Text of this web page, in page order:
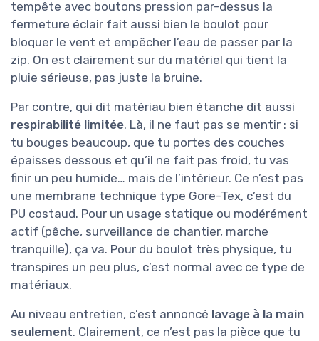
tempête avec boutons pression par-dessus la
fermeture éclair fait aussi bien le boulot pour
bloquer le vent et empêcher l’eau de passer par la
zip. On est clairement sur du matériel qui tient la
pluie sérieuse, pas juste la bruine.
Par contre, qui dit matériau bien étanche dit aussi
respirabilité limitée. Là, il ne faut pas se mentir : si
tu bouges beaucoup, que tu portes des couches
épaisses dessous et qu’il ne fait pas froid, tu vas
finir un peu humide… mais de l’intérieur. Ce n’est pas
une membrane technique type Gore-Tex, c’est du
PU costaud. Pour un usage statique ou modérément
actif (pêche, surveillance de chantier, marche
tranquille), ça va. Pour du boulot très physique, tu
transpires un peu plus, c’est normal avec ce type de
matériaux.
Au niveau entretien, c’est annoncé lavage à la main
seulement. Clairement, ce n’est pas la pièce que tu